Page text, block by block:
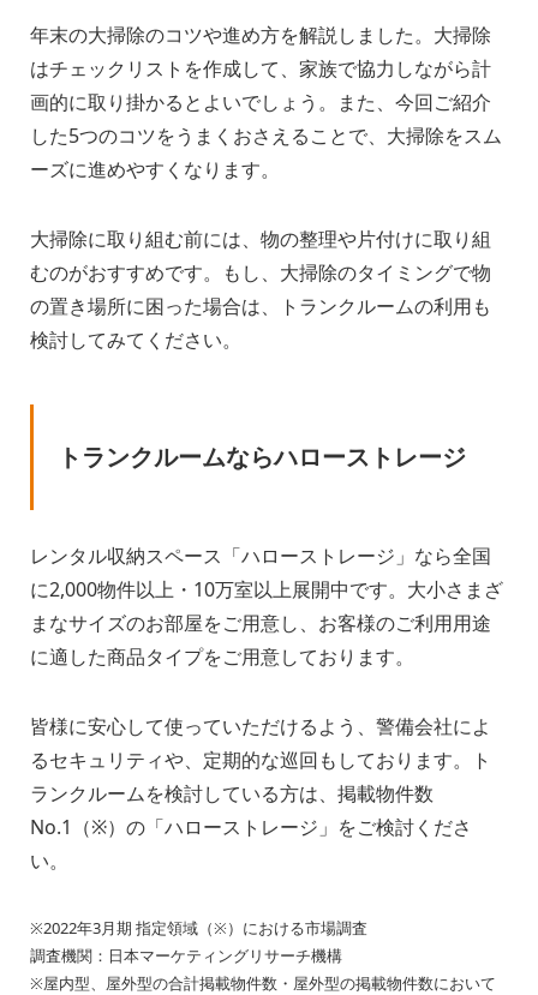
年末の大掃除のコツや進め方を解説しました。大掃除
はチェックリストを作成して、家族で協力しながら計
画的に取り掛かるとよいでしょう。また、今回ご紹介
した5つのコツをうまくおさえることで、大掃除をスム
ーズに進めやすくなります。
大掃除に取り組む前には、物の整理や片付けに取り組
むのがおすすめです。もし、大掃除のタイミングで物
の置き場所に困った場合は、トランクルームの利用も
検討してみてください。
トランクルームならハローストレージ
レンタル収納スペース「ハローストレージ」なら全国
に2,000物件以上・10万室以上展開中です。大小さまざ
まなサイズのお部屋をご用意し、お客様のご利用用途
に適した商品タイプをご用意しております。
皆様に安心して使っていただけるよう、警備会社によ
るセキュリティや、定期的な巡回もしております。ト
ランクルームを検討している方は、掲載物件数
No.1（※）の「ハローストレージ」をご検討くださ
い。
※2022年3月期 指定領域（※）における市場調査
調査機関：日本マーケティングリサーチ機構
※屋内型、屋外型の合計掲載物件数・屋外型の掲載物件数において